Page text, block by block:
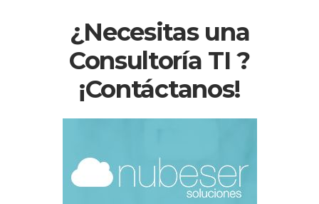
¿Necesitas una
Consultoría TI ?
¡Contáctanos!